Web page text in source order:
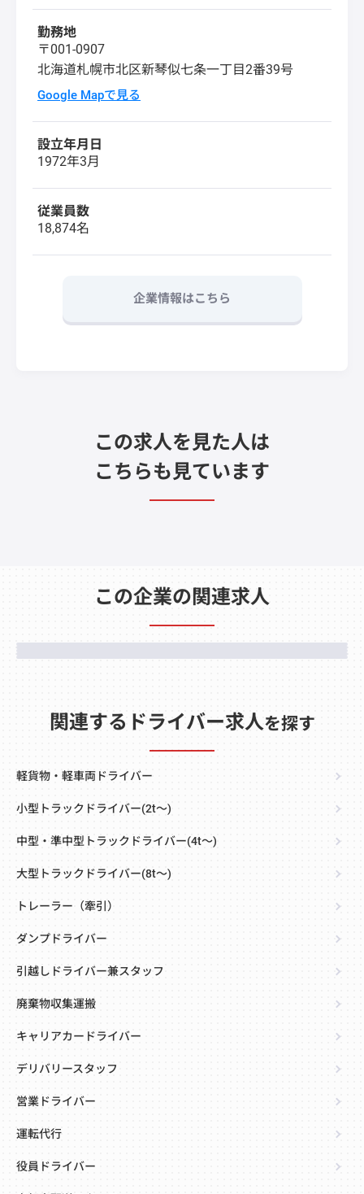
勤務地
〒001-0907
北海道札幌市北区新琴似七条一丁目2番39号
Google Mapで見る
設立年月日
1972年3月
従業員数
18,874名
企業情報はこちら
この求人を見た人は
こちらも見ています
この企業の関連求人
関連するドライバー求人を探す
軽貨物・軽車両ドライバー
小型トラックドライバー(2t～)
中型・準中型トラックドライバー(4t～)
大型トラックドライバー(8t～)
トレーラー（牽引）
ダンプドライバー
引越しドライバー兼スタッフ
廃棄物収集運搬
キャリアカードライバー
デリバリースタッフ
営業ドライバー
運転代行
役員ドライバー